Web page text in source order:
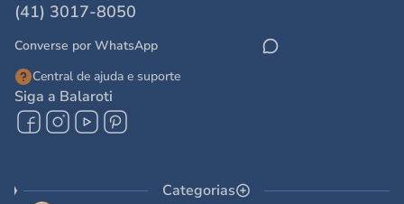
(41) 3017-8050
Converse por WhatsApp
Central de ajuda e suporte
Siga a Balaroti
Categorias